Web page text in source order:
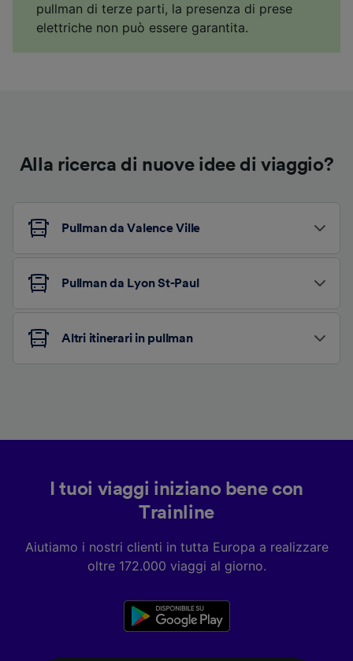
pullman di terze parti, la presenza di prese
elettriche non può essere garantita.
Alla ricerca di nuove idee di viaggio?
Pullman da Valence Ville
Pullman da Lyon St-Paul
Altri itinerari in pullman
I tuoi viaggi iniziano bene con
Trainline
Aiutiamo i nostri clienti in tutta Europa a realizzare
oltre 172.000 viaggi al giorno.